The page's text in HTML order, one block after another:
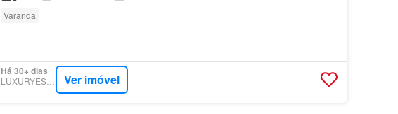
Varanda
Há 30+ dias
LUXURYESTATE Ver imóvel